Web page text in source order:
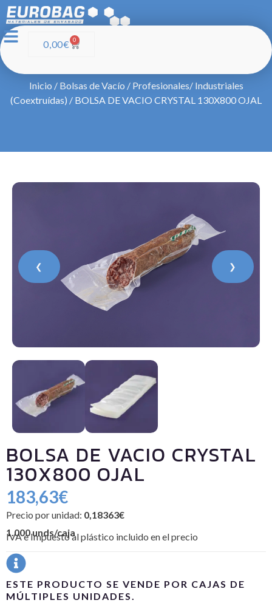
0,00€ 0
Inicio / Bolsas de Vacío / Profesionales/ Industriales
(Coextruídas) / BOLSA DE VACIO CRYSTAL 130X800 OJAL
❮ ❯
BOLSA DE VACIO CRYSTAL
130X800 OJAL
183,63€
Precio por unidad: 0,18363€
1.000 unds/caja
IVA e Impuesto al plástico incluido en el precio
ESTE PRODUCTO SE VENDE POR CAJAS DE
MÚLTIPLES UNIDADES.